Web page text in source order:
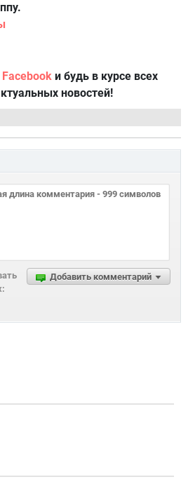
Facebook и будь в курсе всех
новостей!
Добавить комментарий